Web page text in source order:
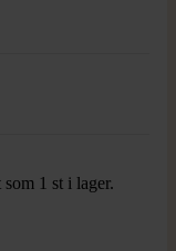
1 st i lager.